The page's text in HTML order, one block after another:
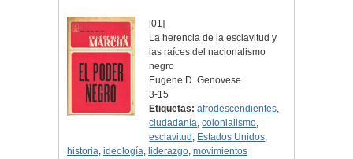
[01]
La herencia de la esclavitud y
las raíces del nacionalismo
negro
Eugene D. Genovese
3-15
Etiquetas: afrodescendientes,
ciudadanía,colonialismo,
esclavitud , Estados Unidos,
historia, ideología, liderazgo, movimientos